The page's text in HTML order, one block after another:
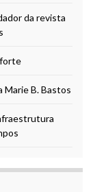
da revista
Marie B. Bastos